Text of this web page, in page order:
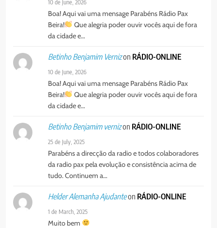
PORTUGUÊS
“Um movimento eclesial sem
Cristo como centro é uma simples
organização humana” – defende o
Padre Mubango
MERCADO DE INHAMÍZUA:
TRANSFERÊNCIA DOS
VENDEDORES FOI ACEITE, MAS
SURGIRAM RESISTÊNCIAS PELO
CAMINHO
PORTUGUÊS SOCIEDADE
PAX NOTICIAS EDIÇÃO 28 DE
JUNHO DE 2026
PORTUGUÊS
10 de June, 2026
Boa! Aqui vai uma mensage Parabéns Rádio Pax
Beira!
Que alegria poder ouvir vocês aqui de fora
da cidade e…
Betinho Benjamim Vernizon RÁDIO-ONLINE
10 de June, 2026
Boa! Aqui vai uma mensage Parabéns Rádio Pax
Beira!
Que alegria poder ouvir vocês aqui de fora
da cidade e…
Betinho Benjamim vernizon RÁDIO-ONLINE
25 de July, 2025
Parabéns a direcção da radio e todos colaboradores
da radio pax pela evolução e consistência acima de
tudo. Continuem a…
Helder Alemanha Ajudanteon RÁDIO-ONLINE
1 de March, 2025
Muito bem